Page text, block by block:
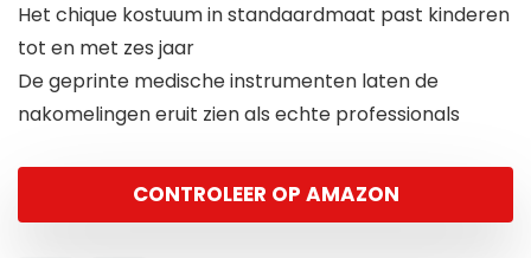
Het chique kostuum in standaardmaat past kinderen
tot en met zes jaar
De geprinte medische instrumenten laten de
nakomelingen eruit zien als echte professionals
CONTROLEER OP AMAZON